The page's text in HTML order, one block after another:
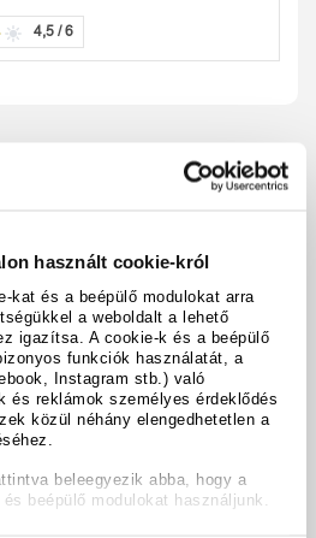
használt cookie-król
kat és a beépülő modulokat arra
a weboldalt a lehető
igazítsa. A cookie-k és a beépülő
funkciók használatát, a
Instagram stb.) való
és reklámok személyes érdeklődés
közül néhány elengedhetetlen a
beleegyezik abba, hogy a
beépülő modulokat használjunk.
4,5 / 6
drucken
Multilingual, powered by